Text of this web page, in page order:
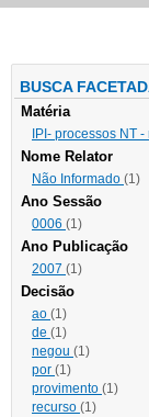
BUSCA
Matéria
IPI- processos NT
Nome Relator
Não Informado (1)
Ano Sessão
0006 (1)
Ano Publicação
2007 (1)
Decisão
ao (1)
de (1)
negou (1)
por (1)
provimento (1)
recurso (1)